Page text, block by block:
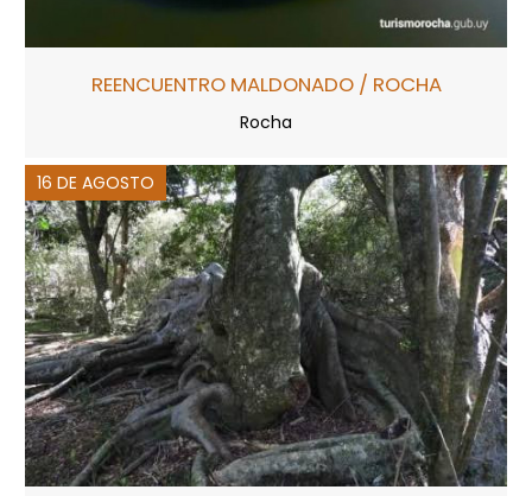
REENCUENTRO MALDONADO / ROCHA
Rocha
16 DE AGOSTO